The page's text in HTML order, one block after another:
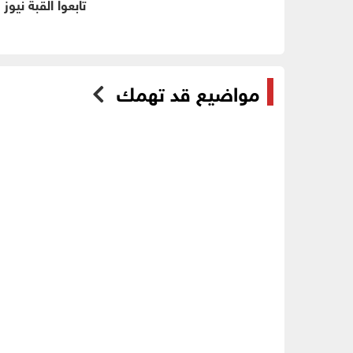
مواضيع قد تهمك